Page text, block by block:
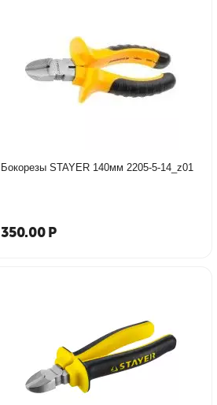
Бокорезы STAYER 140мм 2205-5-14_z01
350.00 Р